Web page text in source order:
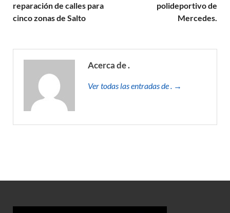
reparación de calles para
cinco zonas de Salto
polideportivo de
Mercedes.
Acerca de .
Ver todas las entradas de . →